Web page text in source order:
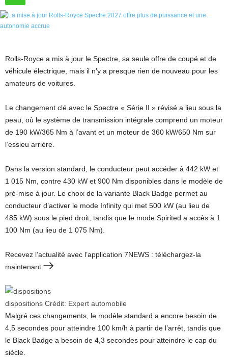
Rolls-Royce a mis à jour le Spectre, sa seule offre de coupé et de
véhicule électrique, mais il n’y a presque rien de nouveau pour les
amateurs de voitures.
Le changement clé avec le Spectre « Série II » révisé a lieu sous la
peau, où le système de transmission intégrale comprend un moteur
de 190 kW/365 Nm à l’avant et un moteur de 360 ​​kW/650 Nm sur
l’essieu arrière.
Dans la version standard, le conducteur peut accéder à 442 kW et
1 015 Nm, contre 430 kW et 900 Nm disponibles dans le modèle de
pré-mise à jour. Le choix de la variante Black Badge permet au
conducteur d’activer le mode Infinity qui met 500 kW (au lieu de
485 kW) sous le pied droit, tandis que le mode Spirited a accès à 1
100 Nm (au lieu de 1 075 Nm).
Recevez l’actualité avec l’application 7NEWS : téléchargez-la
maintenant
dispositions Crédit: Expert automobile
Malgré ces changements, le modèle standard a encore besoin de
4,5 secondes pour atteindre 100 km/h à partir de l’arrêt, tandis que
le Black Badge a besoin de 4,3 secondes pour atteindre le cap du
siècle.